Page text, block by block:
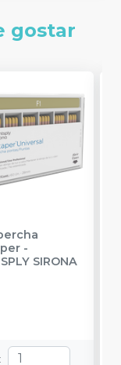
gostar
-
SIRONA
: